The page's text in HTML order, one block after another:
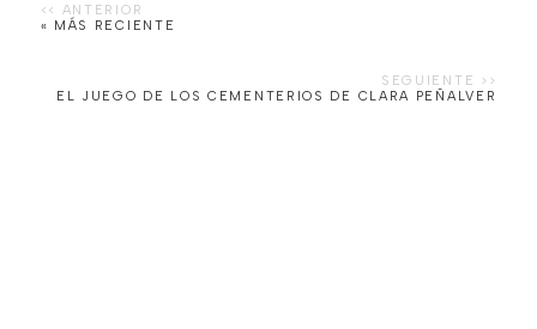
« MÁS RECIENTE
EL JUEGO DE LOS CEMENTERIOS DE CLARA PEÑALVER